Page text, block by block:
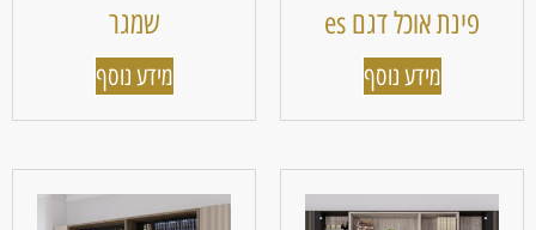
פינת אוכל דגם es
מידע נוסף
שמגר
מידע נוסף